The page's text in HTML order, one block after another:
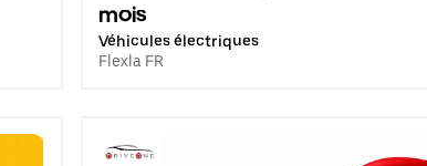
mois
Véhicules électriques
Flexla FR